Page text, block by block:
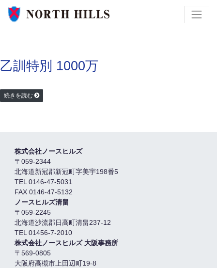
乙訓特別 1000万
続きを読む
株式会社ノースヒルズ
〒059-2344
北海道新冠郡新冠町字美宇198番5
TEL 0146-47-5031
FAX 0146-47-5132
ノースヒルズ清畠
〒059-2245
北海道沙流郡日高町清畠237-12
TEL 01456-7-2010
株式会社ノースヒルズ 大阪事務所
〒569-0805
大阪府高槻市上田辺町19-8